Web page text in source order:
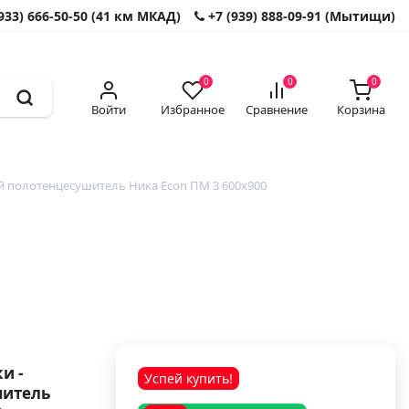
666-50-50 (41 км МКАД) +7 (939) 888-09-91 (Мытищи)
Войти
0
Избранное
0
Сравнение
0
Корзина
полотенцесушитель Ника Econ ПМ 3 600x900
Успей купить!
-